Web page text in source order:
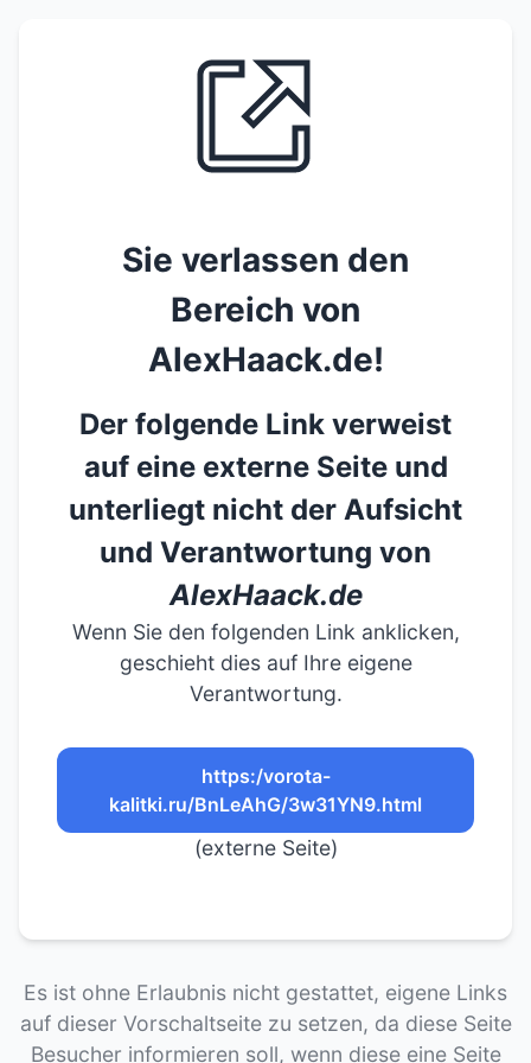
Sie verlassen den
Bereich von
AlexHaack.de!
Der folgende Link verweist
auf eine externe Seite und
unterliegt nicht der Aufsicht
und Verantwortung von
AlexHaack.de
Wenn Sie den folgenden Link anklicken,
geschieht dies auf Ihre eigene
Verantwortung.
https:/vorota-
kalitki.ru/BnLeAhG/3w31YN9.html
(externe Seite)
Es ist ohne Erlaubnis nicht gestattet, eigene Links
auf dieser Vorschaltseite zu setzen, da diese Seite
Besucher informieren soll, wenn diese eine Seite